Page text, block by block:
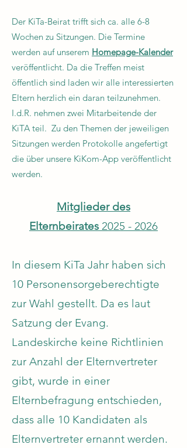
Der KiTa-Beirat trifft sich ca. alle 6-8
Wochen zu Sitzungen. Die Termine
werden auf unserem Homepage-Kalender
veröffentlicht. Da die Treffen meist
öffentlich sind laden wir alle interessierten
Eltern herzlich ein daran teilzunehmen.
I.d.R. nehmen zwei Mitarbeitende der
KiTA teil. Zu den Themen der jeweiligen
Sitzungen werden Protokolle angefertigt
die über unsere KiKom-App veröffentlicht
werden.
Mitglieder des
Elternbeirates 2025 - 2026
In diesem KiTa Jahr haben sich
10 Personensorgeberechtigte
zur Wahl gestellt. Da es laut
Satzung der Evang.
Landeskirche keine Richtlinien
zur Anzahl der Elternvertreter
gibt, wurde in einer
Elternbefragung entschieden,
dass alle 10 Kandidaten als
Elternvertreter ernannt werden.